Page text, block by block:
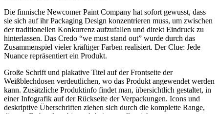
Die finnische Newcomer Paint Company hat sofort gewusst, dass
sie sich auf ihr Packaging Design konzentrieren muss, um zwischen
der traditionellen Konkurrenz aufzufallen und direkt Eindruck zu
hinterlassen. Das Credo “we must stand out” wurde durch das
Zusammenspiel vieler kräftiger Farben realisiert. Der Clue: Jede
Nuance repräsentiert ein Produkt.
Große Schrift und plakative Titel auf der Frontseite der
Weißblechdosen verdeutlichen, wo das Produkt angewendet werden
kann. Zusätzliche Produktinfo findet man, übersichtlich gestaltet, in
einer Infografik auf der Rückseite der Verpackungen. Icons und
deskriptive Überschriften ziehen sich durch die komplette Range,